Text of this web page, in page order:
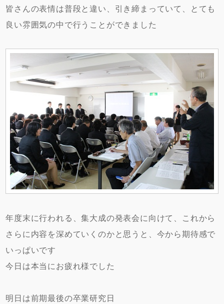
皆さんの表情は普段と違い、引き締まっていて、とても
良い雰囲気の中で行うことができました
年度末に行われる、集大成の発表会に向けて、これから
さらに内容を深めていくのかと思うと、今から期待感で
いっぱいです
今日は本当にお疲れ様でした
明日は前期最後の卒業研究日